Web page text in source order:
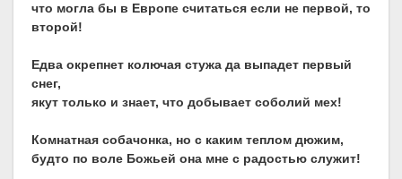
что могла бы в Европе считаться если не первой, то
второй!
Едва окрепнет колючая стужа да выпадет первый
снег,
якут только и знает, что добывает соболий мех!
Комнатная собачонка, но с каким теплом дюжим,
будто по воле Божьей она мне с радостью служит!